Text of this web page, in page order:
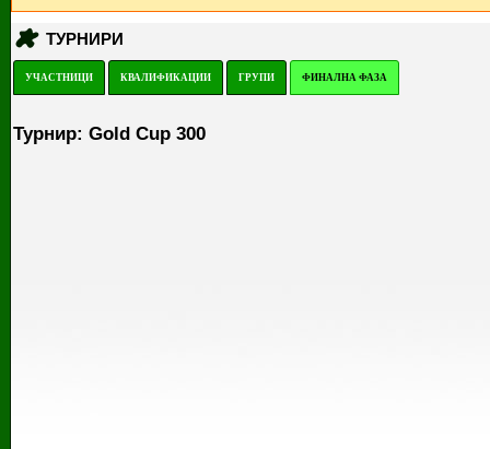
ТУРНИРИ
УЧАСТНИЦИ КВАЛИФИКАЦИИ ГРУПИ ФИНАЛНА ФАЗА
Турнир: Gold Cup 300